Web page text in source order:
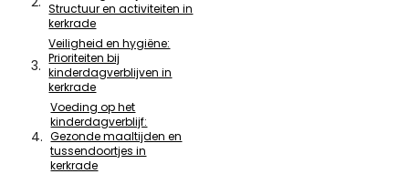
Structuur en activiteiten in
kerkrade
Veiligheid en hygiëne:
Prioriteiten bij
kinderdagverblijven in
kerkrade
Voeding op het
kinderdagverblijf:
Gezonde maaltijden en
tussendoortjes in
kerkrade